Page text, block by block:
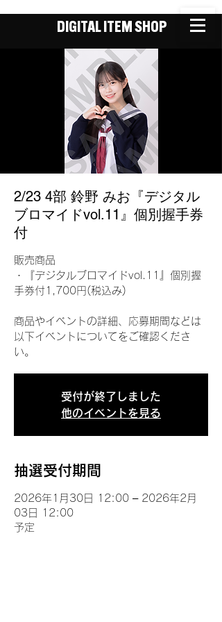
DIGITAL ITEM SHOP
2/23 4部 鈴野 みお『デジタル
ブロマイドvol.11』個別握手券
付
販売商品
・『デジタルブロマイドvol.11』個別握
手券付1,700円(税込み)
商品やイベントの詳細、応募期間などは
以下イベントについてをご確認くださ
い。
受付が終了しました
他のイベントを見る
抽選受付期間
2026年1月30日 12:00 – 2026年2月
03日 12:00
予定